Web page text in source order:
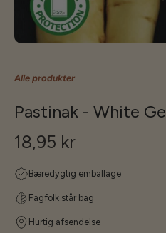
Alle produkter
Pastinak - White
18,95 kr
Bæredygtig emballage
Fagfolk står bag
Hurtig afsendelse